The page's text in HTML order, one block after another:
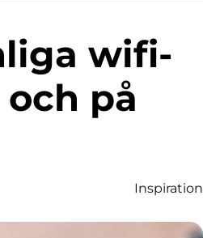
på
Inspiration